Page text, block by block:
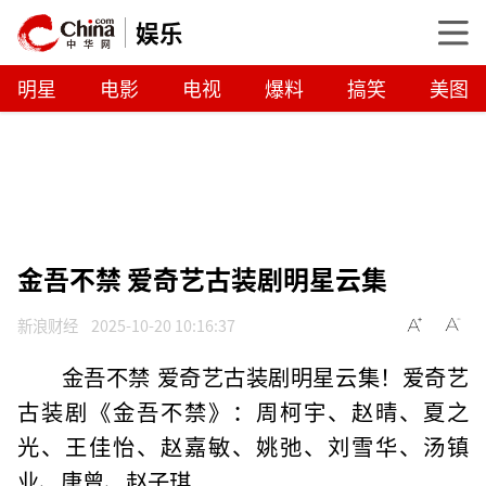
娱乐
明星 电影 电视 爆料 搞笑 美图
金吾不禁 爱奇艺古装剧明星云集
新浪财经 2025-10-20 10:16:37
金吾不禁 爱奇艺古装剧明星云集！爱奇艺
古装剧《金吾不禁》：周柯宇、赵晴、夏之
光、王佳怡、赵嘉敏、姚弛、刘雪华、汤镇